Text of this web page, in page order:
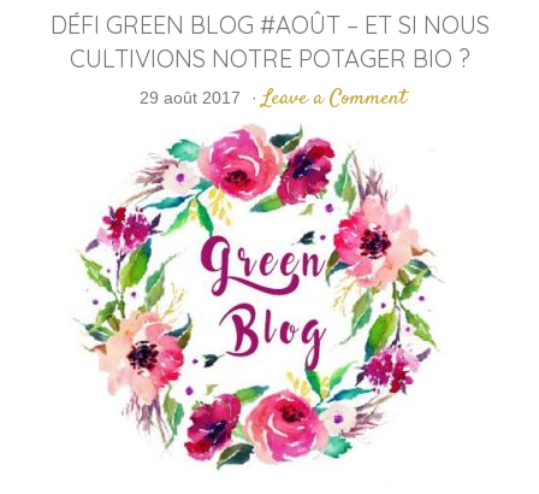
DÉFI GREEN BLOG #AOÛT – ET SI NOUS
CULTIVIONS NOTRE POTAGER BIO ?
29 août 2017 · Leave a Comment